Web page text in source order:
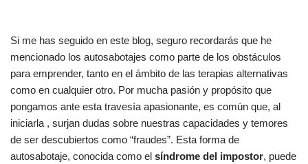
Si me has seguido en este blog, seguro recordarás que he
mencionado los autosabotajes como parte de los obstáculos
para emprender, tanto en el ámbito de las terapias alternativas
como en cualquier otro. Por mucha pasión y propósito que
pongamos ante esta travesía apasionante, es común que, al
iniciarla , surjan dudas sobre nuestras capacidades y temores
de ser descubiertos como “fraudes”. Esta forma de
autosabotaje, conocida como el síndrome del impostor, puede